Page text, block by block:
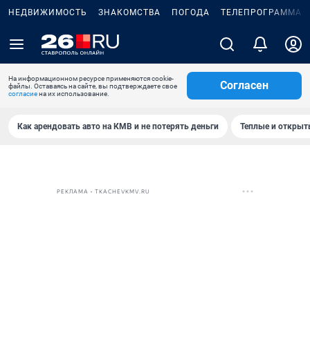
НЕДВИЖИМОСТЬ ЗНАКОМСТВА ПОГОДА ТЕЛЕПРОГРАММА
На информационном ресурсе применяются cookie-
файлы. Оставаясь на сайте, вы подтверждаете свое
согласиена их использование.
Согласен
Как арендовать авто на КМВ и не потерять деньги Теплые и
РЕКЛАМА • TKACHEVKMV.RU